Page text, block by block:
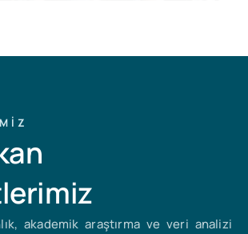
akademik araştırma ve veri analizi